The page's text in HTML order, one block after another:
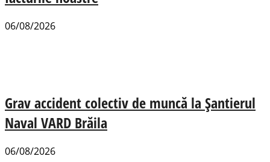
06/08/2026
Grav accident colectiv de muncă la Șantierul
Naval VARD Brăila
06/08/2026